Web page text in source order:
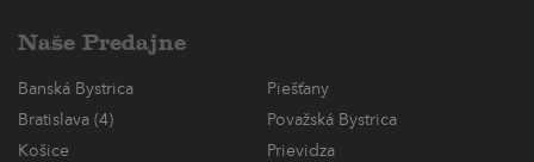
Naše Predajne
Banská Bystrica
Piešťany
Bratislava (4)
Považská Bystrica
Košice
Prievidza